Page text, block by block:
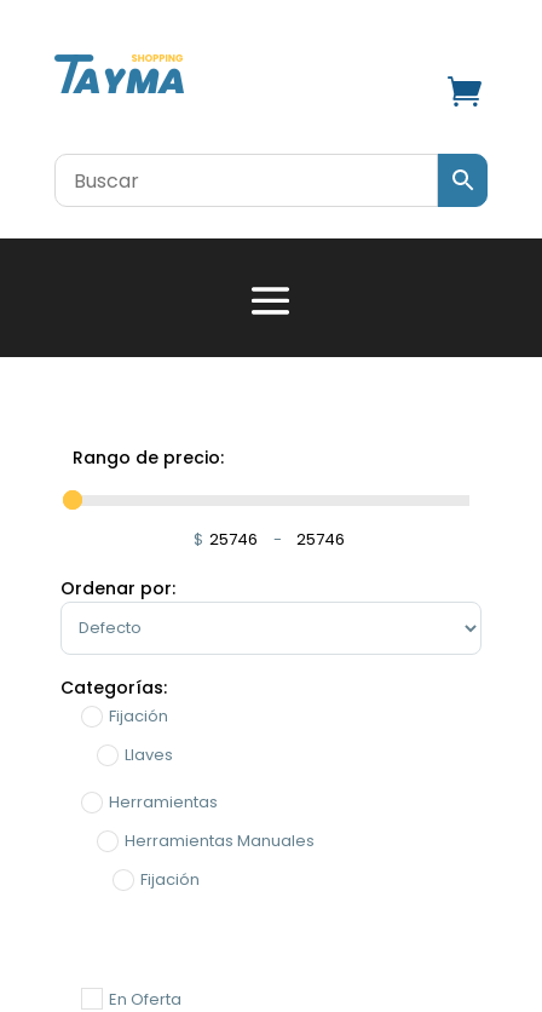

Rango de precio:
$ Minimum Price
-
Maximum Price
Ordenar por:
Sort Products
Categorías:
Fijación
Llaves
Herramientas
Herramientas Manuales
Fijación
En Oferta